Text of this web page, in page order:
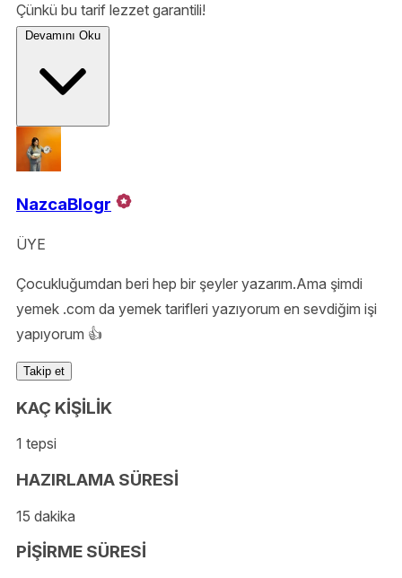
Çünkü bu tarif lezzet garantili!
Devamını Oku
NazcaBlogr
ÜYE
Çocukluğumdan beri hep bir şeyler yazarım.Ama şimdi
yemek .com da yemek tarifleri yazıyorum en sevdiğim işi
yapıyorum 👍
Takip et
KAÇ KİŞİLİK
1 tepsi
HAZIRLAMA SÜRESİ
15 dakika
PİŞİRME SÜRESİ